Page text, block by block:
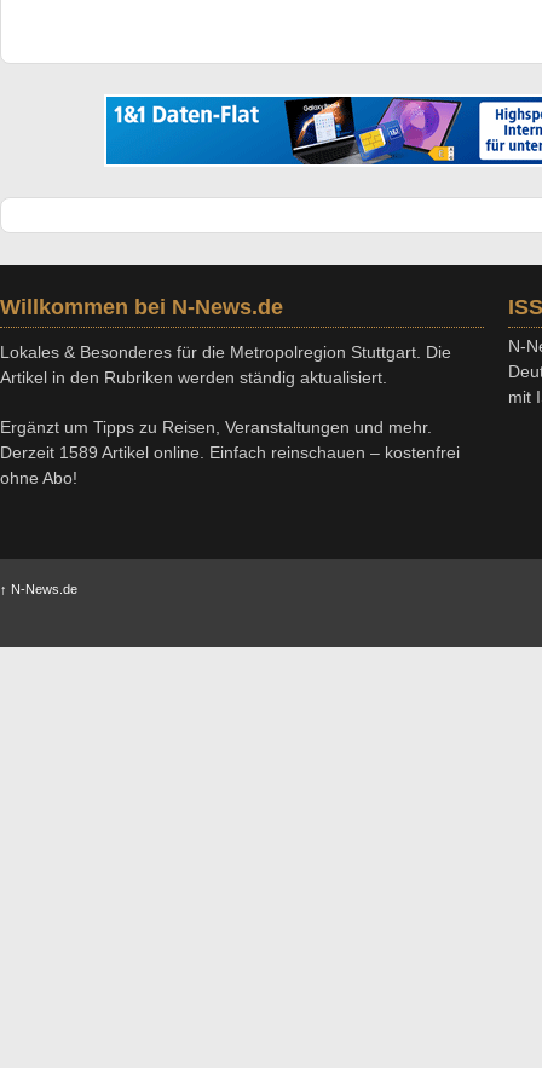
Willkommen bei N-News.de
Lokales & Besonderes für die Metropolregion Stuttgart. Die
Artikel in den Rubriken werden ständig aktualisiert.
Ergänzt um Tipps zu Reisen, Veranstaltungen und mehr.
Derzeit 1589 Artikel online. Einfach reinschauen – kostenfrei
ohne Abo!
N-
mit
↑ N-News.de